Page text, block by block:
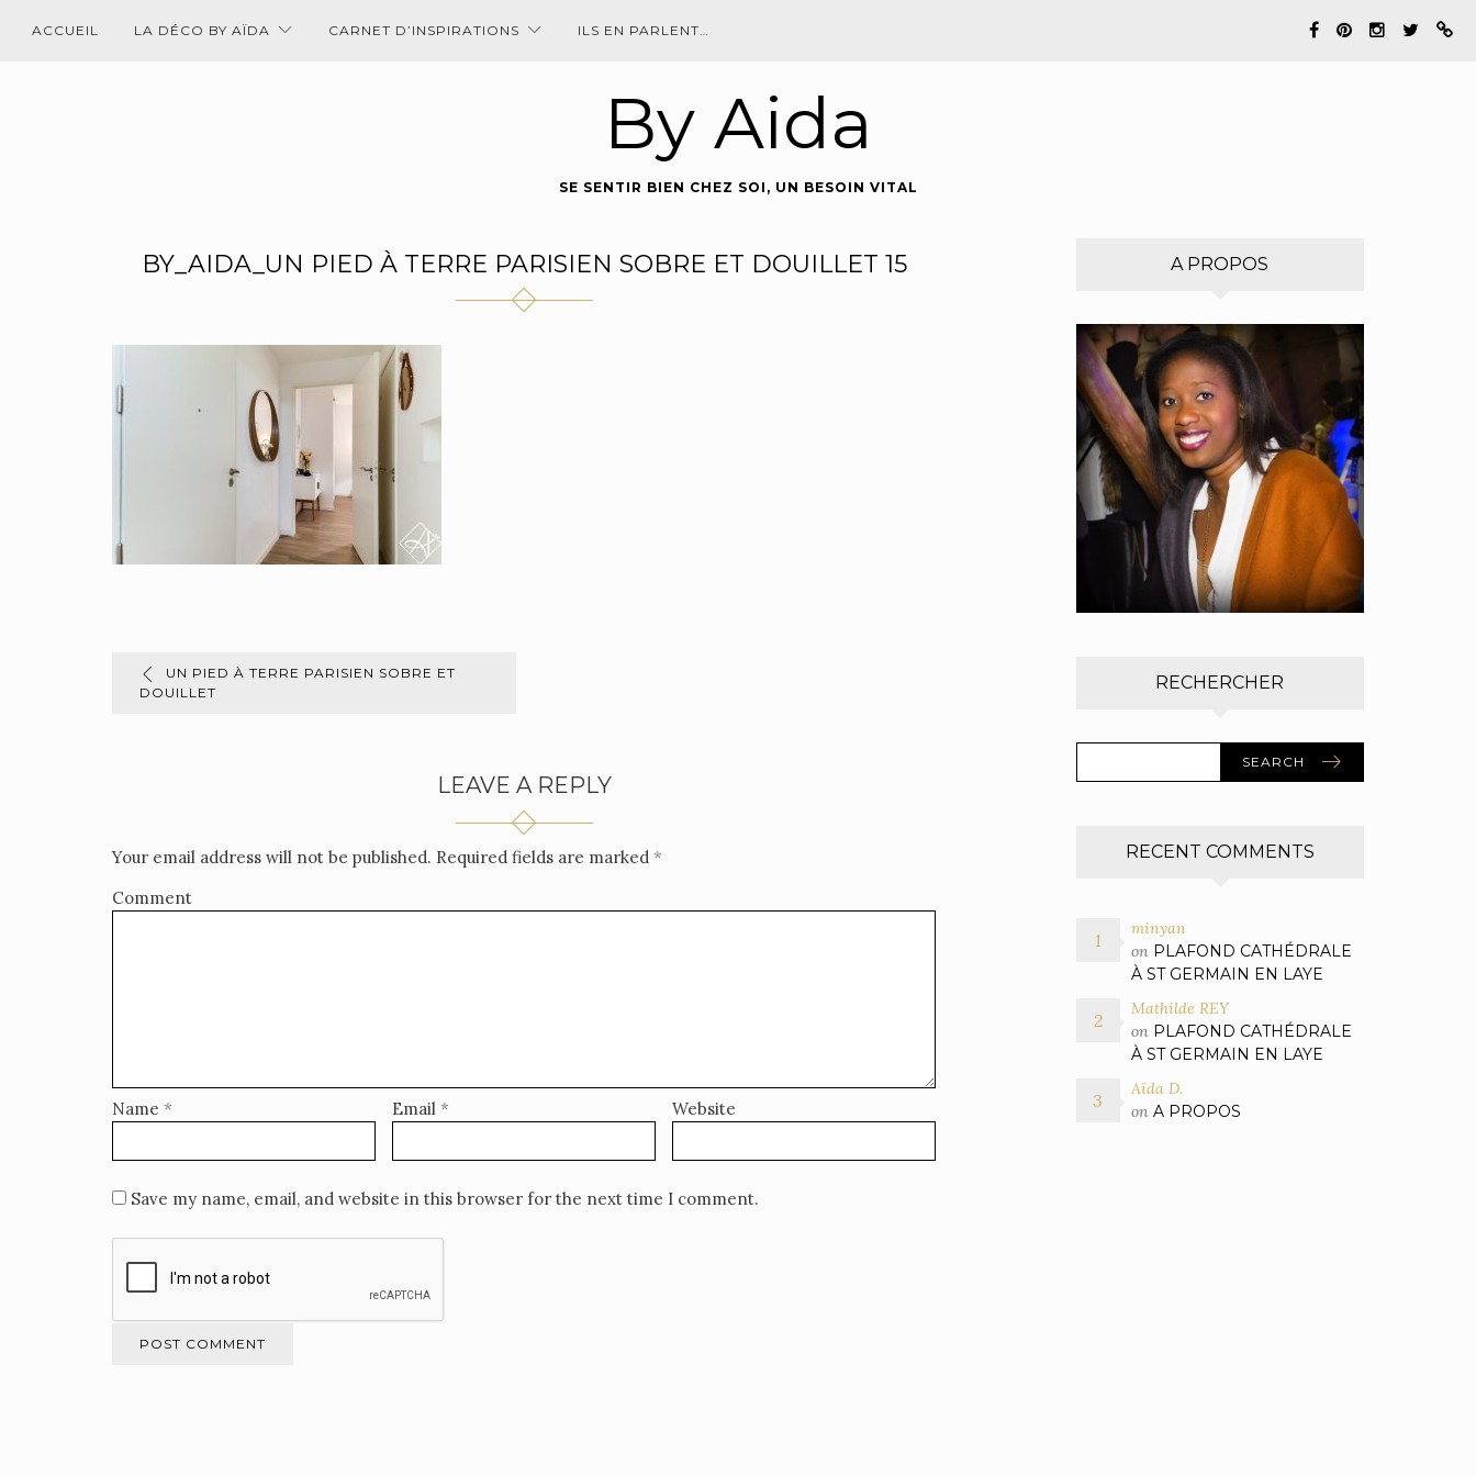
ACCUEIL LA DÉCO BY AÏDA CARNET D’INSPIRATIONS ILS EN PARLENT…
By Aida
SE SENTIR BIEN CHEZ SOI, UN BESOIN VITAL
BY_AIDA_UN PIED À TERRE PARISIEN SOBRE ET DOUILLET 15
UN PIED À TERRE PARISIEN SOBRE ET
DOUILLET
LEAVE A REPLY
Your email address will not be published. Required fields are marked *
Comment
Name * Email * Website
Save my name, email, and website in this browser for the next time I comment.
A PROPOS
RECHERCHER
SEARCH
RECENT COMMENTS
minyan
on PLAFOND CATHÉDRALE
À ST GERMAIN EN LAYE
Mathilde REY
on PLAFOND CATHÉDRALE
À ST GERMAIN EN LAYE
Aïda D.
on A PROPOS